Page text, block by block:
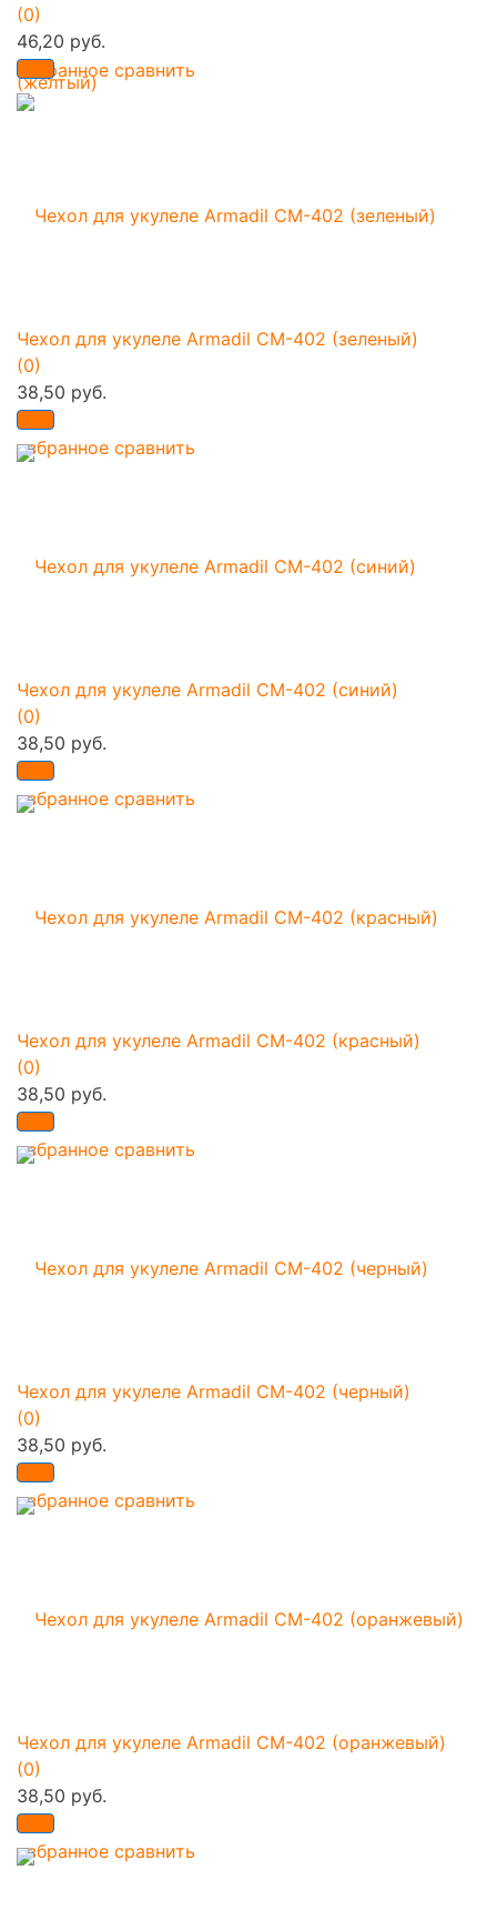
избранное сравнить
(0)
46,20 руб.
избранное сравнить
Чехол для укулеле Armadil CM-402 (зеленый)
(0)
38,50 руб.
избранное сравнить
Чехол для укулеле Armadil CM-402 (синий)
(0)
38,50 руб.
избранное сравнить
Чехол для укулеле Armadil CM-402 (красный)
(0)
38,50 руб.
избранное сравнить
Чехол для укулеле Armadil CM-402 (черный)
(0)
38,50 руб.
избранное сравнить
Чехол для укулеле Armadil CM-402 (оранжевый)
(0)
38,50 руб.